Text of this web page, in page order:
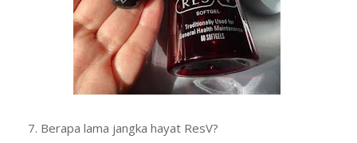
7. Berapa lama jangka hayat ResV?